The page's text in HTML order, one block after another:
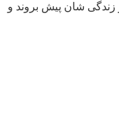
شان پیش بروند و